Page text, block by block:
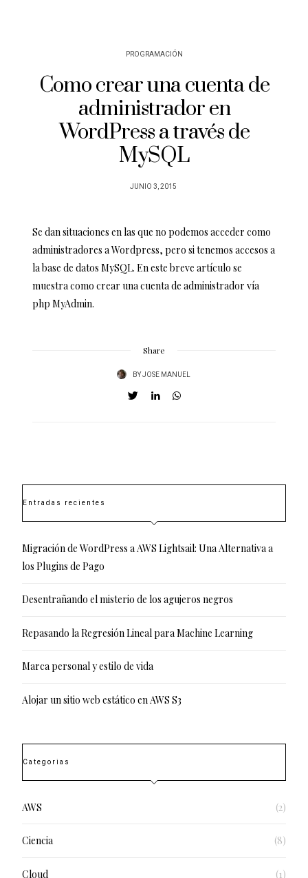
PROGRAMACIÓN
Como crear una cuenta de
administrador en
WordPress a través de
MySQL
POSTED
JUNIO 3, 2015
Se dan situaciones en las que no podemos acceder como
administradores a Wordpress, pero si tenemos accesos a
la base de datos MySQL. En este breve artículo se
muestra como crear una cuenta de administrador vía
php MyAdmin.
Share
BYJOSE MANUEL
Entradas recientes
Migración de WordPress a AWS Lightsail: Una Alternativa a
los Plugins de Pago
Desentrañando el misterio de los agujeros negros
Repasando la Regresión Lineal para Machine Learning
Marca personal y estilo de vida
Alojar un sitio web estático en AWS S3
Categorias
AWS (2)
Ciencia (8)
Cloud (1)